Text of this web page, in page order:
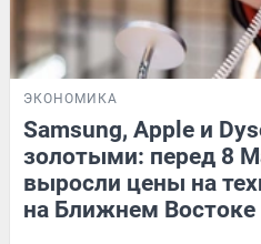
ЭКОНОМИКА
Samsung, Apple и
золотыми: перед 8
выросли цены на
на Ближнем Востоке